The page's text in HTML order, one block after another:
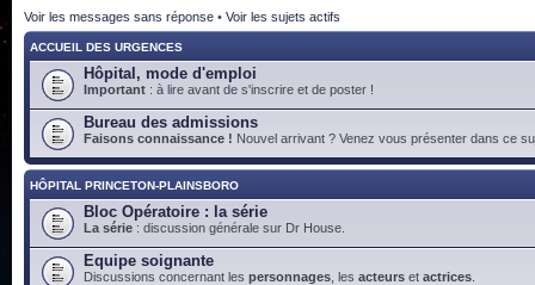
Voir les messages sans réponse • Voir les sujets actifs
ACCUEIL DES URGENCES
Hôpital, mode d'emploi
Important : à lire avant de s'inscrire et de poster !
Bureau des admissions
Faisons connaissance ! Nouvel arrivant ? Venez vous présenter dans ce
HÔPITAL PRINCETON-PLAINSBORO
Bloc Opératoire : la série
La série : discussion générale sur Dr House.
Equipe soignante
Discussions concernant les personnages , les acteurs et actrices